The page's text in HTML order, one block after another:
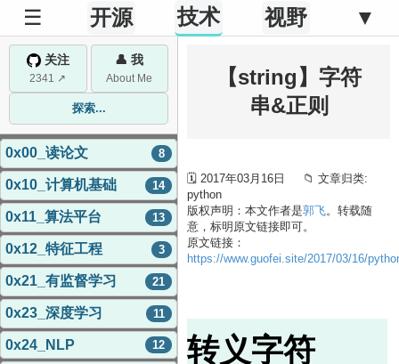
☰ 开源 技术 视野 ▼
关注
2341 ↗
👤 我
About Me
探索...
0x00_读论文 8
0x10_计算机基础 14
0x11_算法平台 13
0x12_特征工程 3
0x21_有监督学习 21
0x23_深度学习 11
0x24_NLP 12
【string】字符
串&正则
🗓 2017年03月16日 📁 文章归类:
python
版权声明：本文作者是郭飞。转载随
意，标明原文链接即可。
原文链接：
https://www.guofei.site/2017/03/16/
转义字符